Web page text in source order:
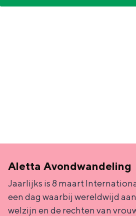
Aletta Avondwandeling
Jaarlijks is 8 maart
een dag waarbij wereldwijd
welzijn en de rechten van